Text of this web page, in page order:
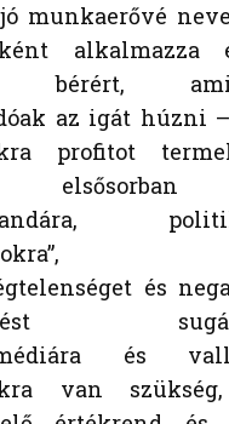
munkaerővé
alkalmazza
bérért,
az igát húzni
profitot
elsősorban
és
és
van